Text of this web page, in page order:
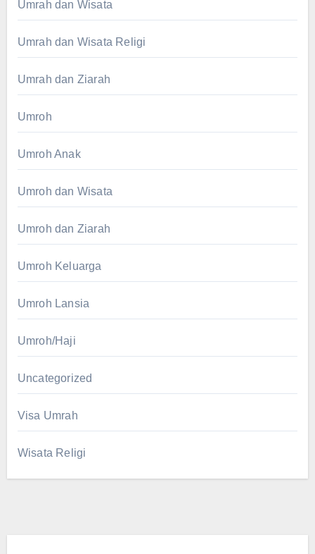
Umrah dan Wisata
Umrah dan Wisata Religi
Umrah dan Ziarah
Umroh
Umroh Anak
Umroh dan Wisata
Umroh dan Ziarah
Umroh Keluarga
Umroh Lansia
Umroh/Haji
Uncategorized
Visa Umrah
Wisata Religi